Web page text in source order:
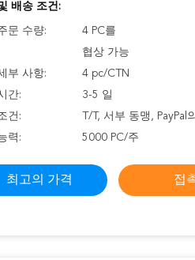
배송 조건:
문 수량:
4 PC를
협상 가능
부 사항:
4 pc/CTN
간:
3-5 일
건:
T/T, 서부 동맹, PayPal
력:
5000 PC/주
최고의 가격 접